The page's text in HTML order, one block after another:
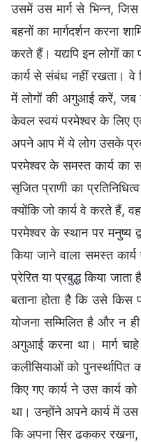
उसमें उस मार्ग से भिन्न,
बहनों का मार्गदर्शन करना
करते हैं। यद्यपि इन लोगों का
कार्य से संबंध नहीं रखता। वे
में लोगों की अगुआई करें, जब
केवल स्वयं परमेश्वर के लिए
अपने आप में ये लोग उसके
परमेश्वर के समस्त कार्य का
सृजित प्राणी का
क्योंकि जो कार्य वे करते हैं,
परमेश्वर के स्थान पर मनुष्य
किया जाने वाला समस्त
प्रेरित या प्रबुद्ध किया
बताना होता है कि उसे किस
योजना सम्मिलित है और न ही
अगुआई करना था। मार्ग चाहे
कलीसियाओं को पुनर्स्थापित
किए गए कार्य ने उस कार्य
था। उन्होंने अपने कार्य में
कि अपना सिर ढककर रखना,